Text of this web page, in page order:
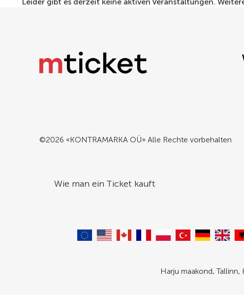
©2026 «KONTRAMARKA OÜ» Alle Rechte vorbehalten
Wie man ein Ticket kauft
Harju maakond, Tallinn,